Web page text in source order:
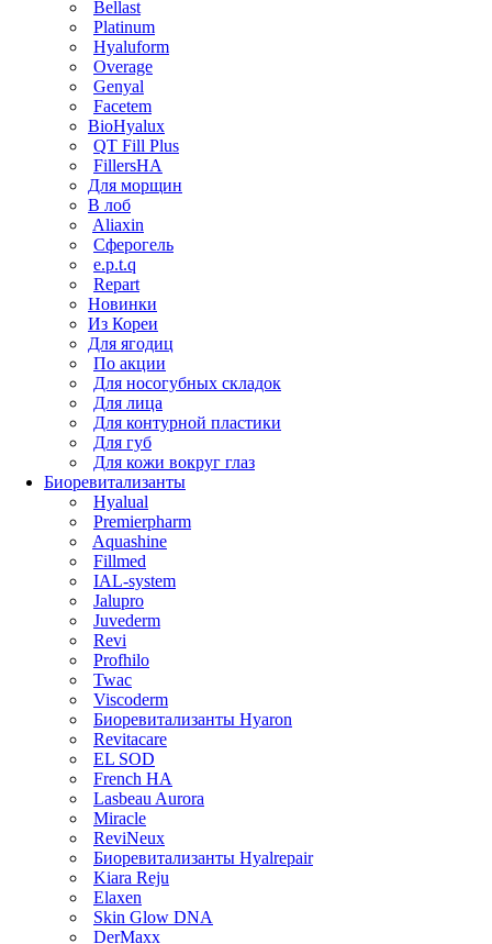
Bellast
Platinum
Hyaluform
Overage
Genyal
Facetem
BioHyalux
QT Fill Plus
FillersHA
Для морщин
В лоб
Aliaxin
Сферогель
e.p.t.q
Repart
Новинки
Из Кореи
Для ягодиц
По акции
Для носогубных складок
Для лица
Для контурной пластики
Для губ
Для кожи вокруг глаз
Биоревитализанты
Hyalual
Premierpharm
Aquashine
Fillmed
IAL-system
Jalupro
Juvederm
Revi
Profhilo
Twac
Viscoderm
Биоревитализанты Hyaron
Revitacare
EL SOD
French HA
Lasbeau Aurora
Miracle
ReviNeux
Биоревитализанты Hyalrepair
Kiara Reju
Elaxen
Skin Glow DNA
DerMaxx